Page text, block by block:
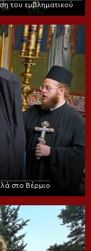
του εμβληματικού
στο Βέρμιο